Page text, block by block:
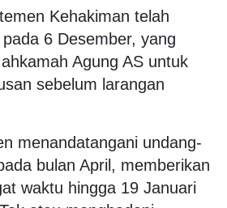
Kehakiman telah
6 Desember, yang
Agung AS untuk
sebelum larangan
menandatangani undang-
bulan April, memberikan
waktu hingga 19 Januari